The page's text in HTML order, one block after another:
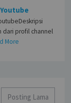
dari profil channel
More
Posting Lama